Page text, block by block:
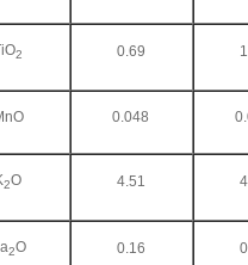
2 0.69
0.048
2O 4.51
2O 0.16